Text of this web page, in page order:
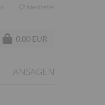
Merkzettel
0,00 EUR
ANSAGEN